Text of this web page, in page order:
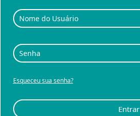
Esqueceu sua senha?
Entrar